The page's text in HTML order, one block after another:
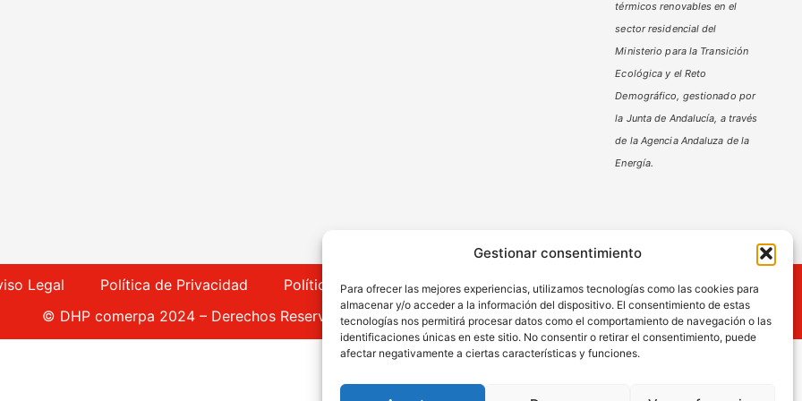
Gestionar consentimiento
Para ofrecer las mejores experiencias, utilizamos tecnologías como las cookies para
almacenar y/o acceder a la información del dispositivo. El consentimiento de estas
tecnologías nos permitirá procesar datos como el comportamiento de navegación o las
identificaciones únicas en este sitio. No consentir o retirar el consentimiento, puede
afectar negativamente a ciertas características y funciones.
térmicos renovables en el
sector residencial del
Ministerio para la Transición
Ecológica y el Reto
Demográfico, gestionado por
la Junta de Andalucía, a través
de la Agencia Andaluza de la
Energía.
Legal Política de Privacidad
Política de Cookies
© DHP comerpa 2024 – Derechos Reservados